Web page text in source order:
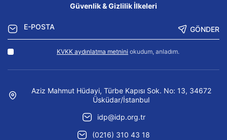
Güvenlik & Gizlilik İlkeleri
GÖNDER
KVKK aydınlatma metnini okudum, anladım.
Aziz Mahmut Hüdayi, Türbe Kapısı Sok. No: 13, 34672
Üsküdar/İstanbul
idp@idp.org.tr
(0216) 310 43 18